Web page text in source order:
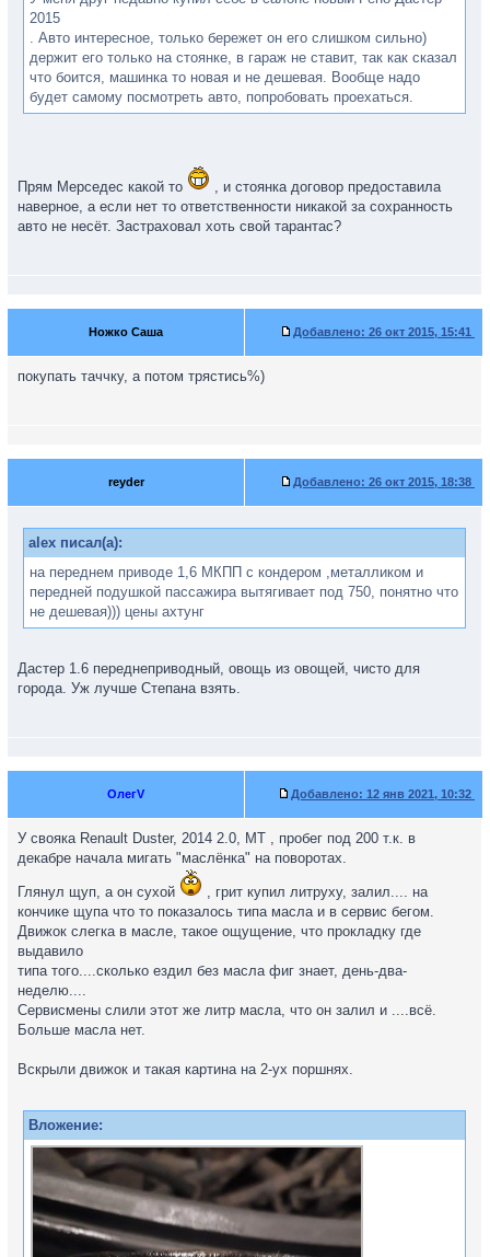
2015
. Авто интересное, только бережет он его слишком сильно)
держит его только на стоянке, в гараж не ставит, так как сказал
что боится, машинка то новая и не дешевая. Вообще надо
будет самому посмотреть авто, попробовать проехаться.
Прям Мерседес какой то
, и стоянка договор предоставила
наверное, а если нет то ответственности никакой за сохранность
авто не несёт. Застраховал хоть свой тарантас?
Ножко Саша Добавлено: 26 окт 2015, 15:41
покупать таччку, а потом трястись%)
reyder Добавлено: 26 окт 2015, 18:38
alex писал(а):
на переднем приводе 1,6 МКПП с кондером ,металликом и
передней подушкой пассажира вытягивает под 750, понятно что
не дешевая))) цены ахтунг
Дастер 1.6 переднеприводный, овощь из овощей, чисто для
города. Уж лучше Степана взять.
ОлегV Добавлено: 12 янв 2021, 10:32
У свояка Renault Duster, 2014 2.0, MT , пробег под 200 т.к. в
декабре начала мигать "маслёнка" на поворотах.
Глянул щуп, а он сухой
, грит купил литруху, залил.... на
кончике щупа что то показалось типа масла и в сервис бегом.
Движок слегка в масле, такое ощущение, что прокладку где
выдавило
типа того....сколько ездил без масла фиг знает, день-два-
неделю....
Сервисмены слили этот же литр масла, что он залил и ....всё.
Больше масла нет.
Вскрыли движок и такая картина на 2-ух поршнях.
Вложение: